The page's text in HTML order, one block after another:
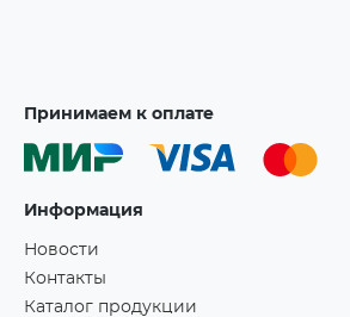
Принимаем к оплате
Информация
Новости
Контакты
Каталог продукции